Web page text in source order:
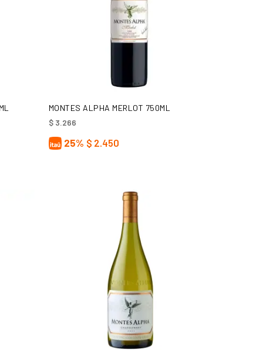
AÑADIR AL CARRITO
MONTES ALPHA MERLOT 750ML
$3.266
25% $ 2.450